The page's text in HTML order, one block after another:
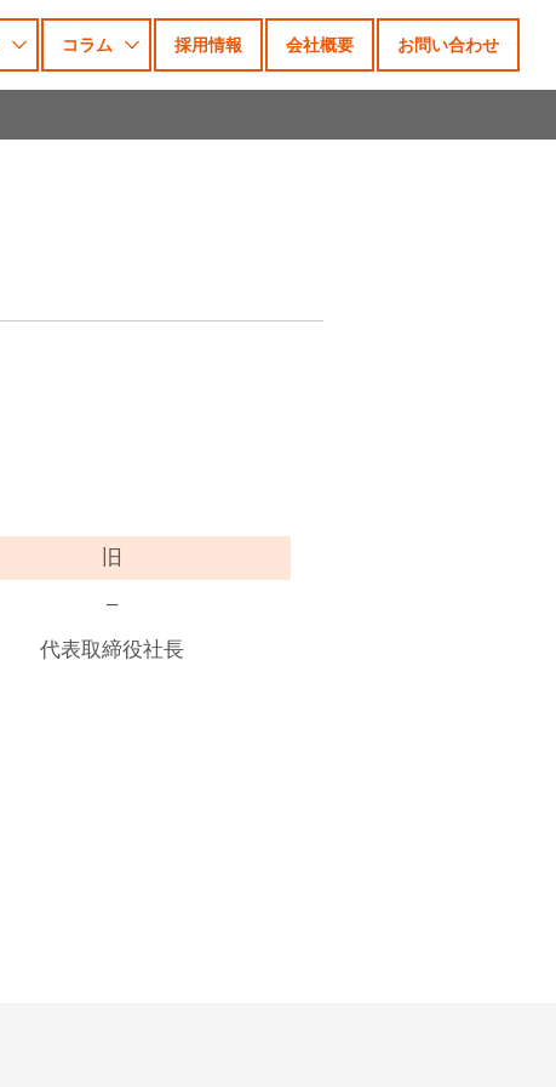
コラム 採用情報 会社概要 お問い合わせ
旧
–
代表取締役社長